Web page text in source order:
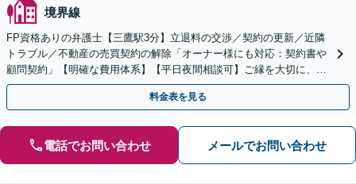
境界線
FP資格ありの弁護士【三鷹駅3分】立退料の交渉／契約の更新／近隣
トラブル／不動産の売買契約の解除「オーナー様にも対応：契約書や
顧問契約」【明確な費用体系】【平日夜間相談可】ご縁を大切に、親
身な対応「時間的・精神的ストレスの軽減」
料金表を見る
電話でお問い合わせ メールでお問い合わせ